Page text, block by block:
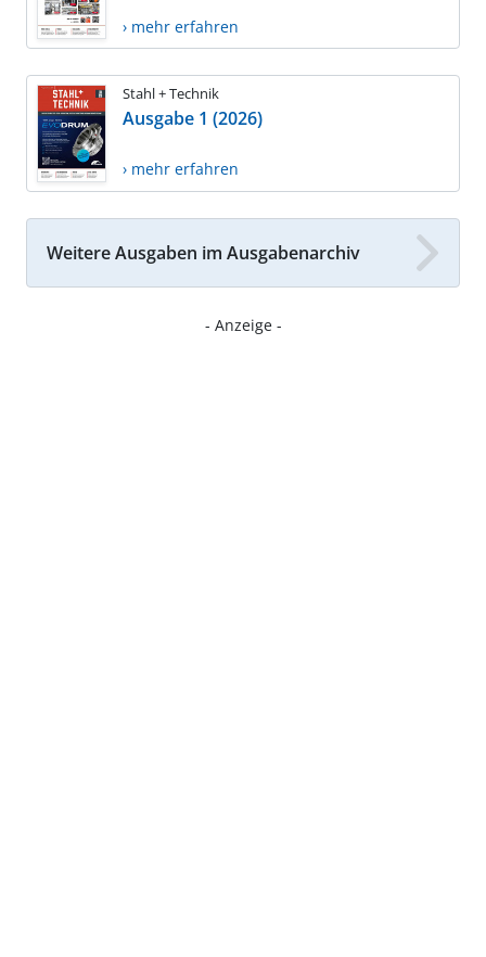
› mehr erfahren
Stahl + Technik
Ausgabe 1 (2026)
› mehr erfahren
Weitere Ausgaben im Ausgabenarchiv
- Anzeige -